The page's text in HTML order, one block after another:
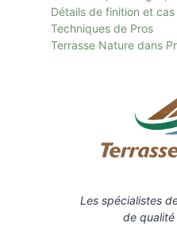
Détails de finition et
Techniques de Pros
Terrasse Nature dans
Les spécialistes
de qualité